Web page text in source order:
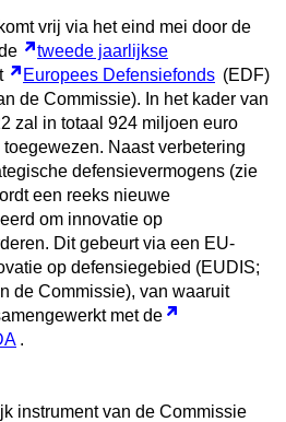
vrij via het eind mei door de
tweede jaarlijkse
Europees Defensiefonds (EDF)
de Commissie). In het kader van
zal in totaal 924 miljoen euro
Naast verbetering
defensievermogens (zie
een reeks nieuwe
om innovatie op
Dit gebeurt via een EU-
op defensiegebied (EUDIS;
de Commissie), van waaruit
met de
.
instrument van de Commissie